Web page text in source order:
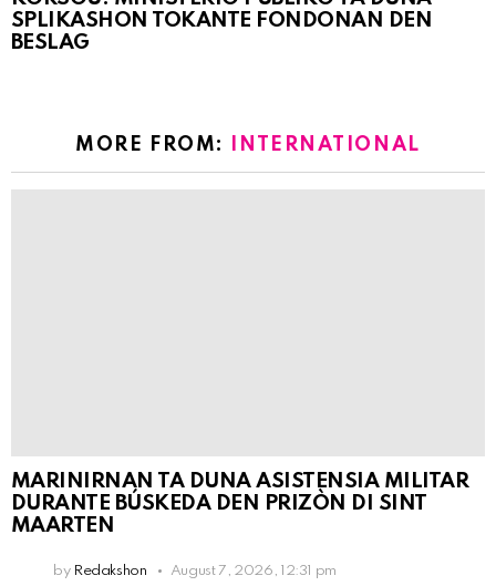
SPLIKASHON TOKANTE FONDONAN DEN
BESLAG
MORE FROM: INTERNATIONAL
MARINIRNAN TA DUNA ASISTENSIA MILITAR
DURANTE BÚSKEDA DEN PRIZÒN DI SINT
MAARTEN
by Redakshon August 7, 2026, 12:31 pm